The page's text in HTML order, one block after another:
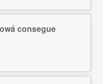
consegue